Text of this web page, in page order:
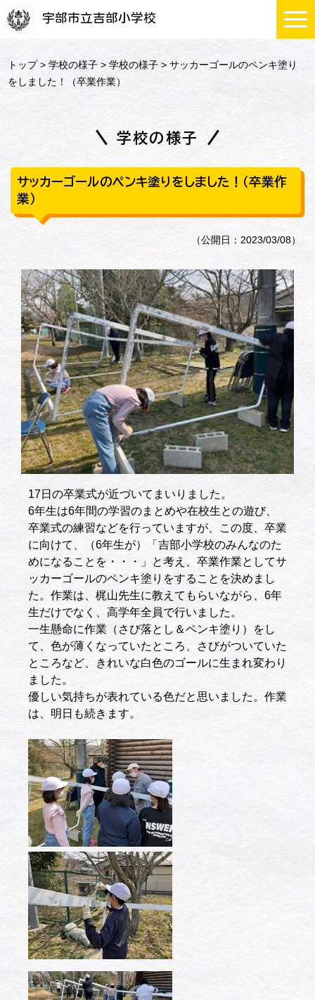
宇部市立吉部小学校
トップ>学校の様子 >学校の様子 > サッカーゴールのペンキ塗り
をしました！（卒業作業）
学校の様子
サッカーゴールのペンキ塗りをしました！（卒業作
業）
（公開日：2023/03/08）
17日の卒業式が近づいてまいりました。
6年生は6年間の学習のまとめや在校生との遊び、
卒業式の練習などを行っていますが、この度、卒業
に向けて、（6年生が）「吉部小学校のみんなのた
めになることを・・・」と考え、卒業作業としてサ
ッカーゴールのペンキ塗りをすることを決めまし
た。作業は、梶山先生に教えてもらいながら、6年
生だけでなく、高学年全員で行いました。
一生懸命に作業（さび落とし＆ペンキ塗り）をし
て、色が薄くなっていたところ、さびがついていた
ところなど、きれいな白色のゴールに生まれ変わり
ました。
優しい気持ちが表れている色だと思いました。作業
は、明日も続きます。